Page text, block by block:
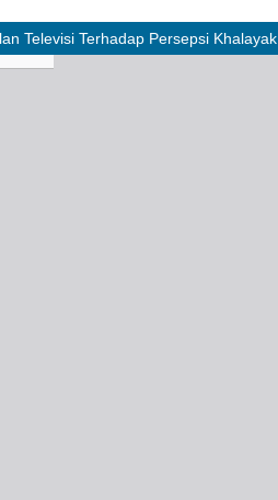
Televisi Terhadap Persepsi Khalayak